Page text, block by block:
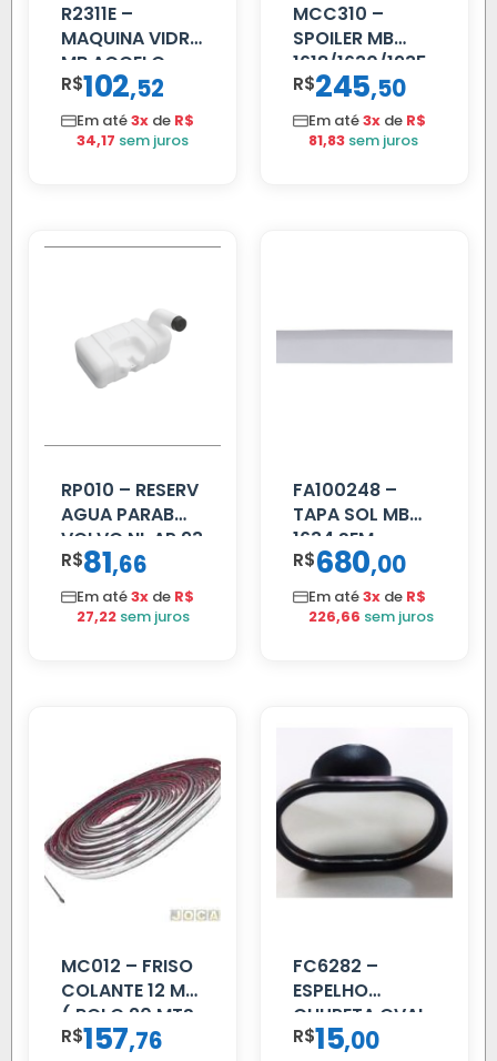
R2311E –
MAQUINA VIDRO
MB ACCELO
2002 ATE 2011
S/MOTOR LE
R$102,52
Em até3x de R$
34,17 sem juros
MCC310 –
SPOILER MB
1618/1630/1935
02 FAR
R$245,50
Em até3x de R$
81,83 sem juros
RP010 – RESERV
AGUA PARAB
VOLVO NL AP 93
R$81,66
Em até3x de R$
27,22 sem juros
FA100248 –
TAPA SOL MB
1634 SEM
SUPORTE FIBRA
R$680,00
Em até3x de R$
226,66 sem juros
MC012 – FRISO
COLANTE 12 MM
( ROLO 20 MTS
)
R$157,76
FC6282 –
ESPELHO
CHUPETA OVAL
R$15,00